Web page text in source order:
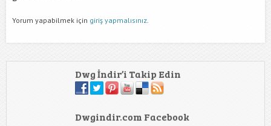
Yorum yapabilmek için giriş yapmalısınız.
Dwg İndir’i Takip Edin
Dwgindir.com Facebook